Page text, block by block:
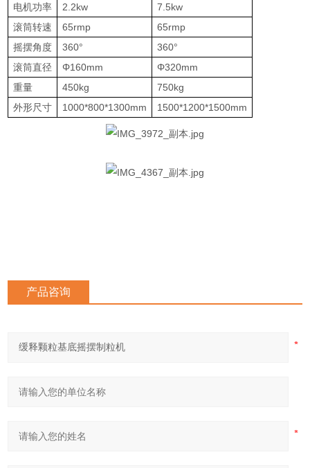
电机功率
2.2kw
7.5kw
滚筒转速
65rmp
65rmp
摇摆角度
360°
360°
滚筒直径
Φ160mm
Φ320mm
重量
450kg
750kg
外形尺寸
1000*800*1300mm 1500*1200*1500mm
产品咨询